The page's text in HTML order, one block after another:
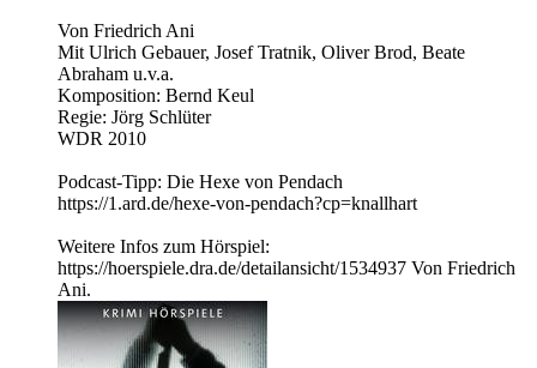
Von Friedrich Ani
Mit Ulrich Gebauer, Josef Tratnik, Oliver Brod, Beate
Abraham u.v.a.
Komposition: Bernd Keul
Regie: Jörg Schlüter
WDR 2010
Podcast-Tipp: Die Hexe von Pendach
https://1.ard.de/hexe-von-pendach?cp=knallhart
Weitere Infos zum Hörspiel:
https://hoerspiele.dra.de/detailansicht/1534937 Von Friedrich
Ani.